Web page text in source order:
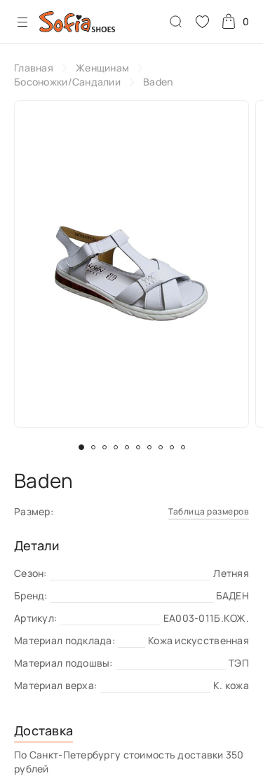
0
Главная
Женщинам
Босоножки/Сандалии
Baden
Baden
Размер: Таблица размеров
Детали
Сезон:
Летняя
Бренд:
БАДЕН
Артикул:
EA003-011Б.КОЖ.
Материал подклада:
Кожа искусственная
Материал подошвы:
ТЭП
Материал верха:
К. кожа
Доставка
По Санкт-Петербургу стоимость доставки 350
рублей